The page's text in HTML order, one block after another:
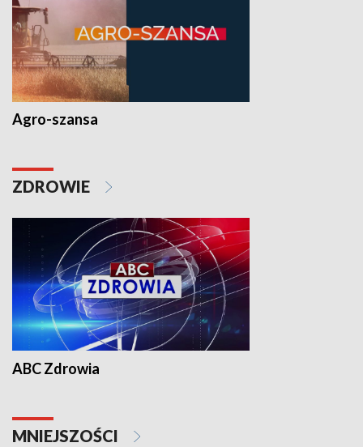
Agro-szansa
ZDROWIE
ABC Zdrowia
MNIEJSZOŚCI